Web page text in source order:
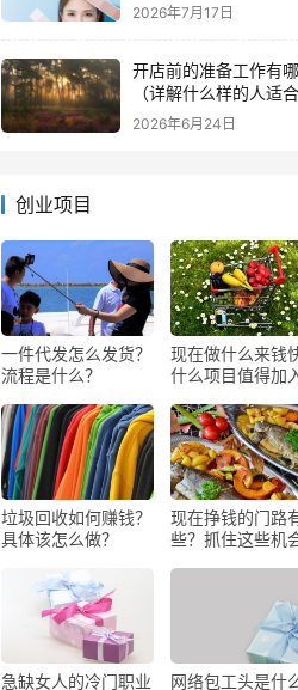
2026年7月17日
开店前的准备工作有
（详解什么样的人适
生意）
2026年6月24日
创业项目
一件代发怎么发货？
流程是什么？
现在做什么来钱
什么项目值得加
垃圾回收如何赚钱？
具体该怎么做？
现在挣钱的门路
些？抓住这些机
急缺女人的冷门职业
网络包工头是什